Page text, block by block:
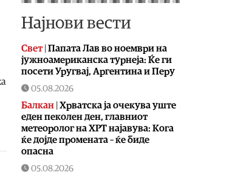
Најнови вести
Свет| Папата Лав во ноември на
јужноамериканска турнеја: Ќе ги
посети Уругвај, Аргентина и Перу
05.08.2026
Балкан | Хрватска ја очекува уште
еден пеколен ден, главниот
метеоролог на ХРТ најавува: Кога
ќе дојде промената – ќе биде
опасна
05.08.2026